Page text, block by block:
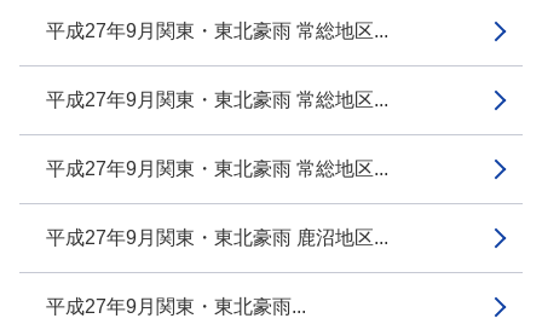
平成27年9月関東・東北豪雨 常総地区...
平成27年9月関東・東北豪雨 常総地区...
平成27年9月関東・東北豪雨 常総地区...
平成27年9月関東・東北豪雨 鹿沼地区...
平成27年9月関東・東北豪雨...